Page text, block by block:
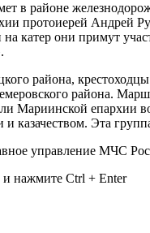
в районе
протоиерей Андрей
катер они примут
района,
района.
Мариинской
казачеством. Эта
управление МЧС
и нажмите Ctrl + Enter